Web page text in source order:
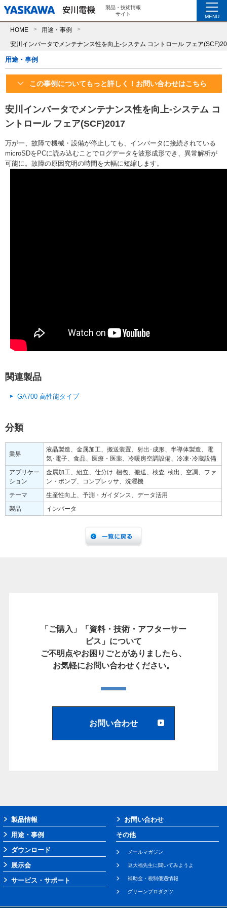
製品・技術情報
サイト
MENU
HOME 用途・事例
安川インバータでメンテナンス性を向上-システム コントロール フェア
用途・事例
この事例についてもっと詳しく！お問い合わせはこちら
安川インバータでメンテナンス性を向上-システム コ
ントロール フェア(SCF)2017
万が一、故障で機械・設備が停止しても、インバータに接続されている
microSDをPCに読み込むことでログデータを波形成形でき、異常解析が
可能に。故障の原因究明の時間を大幅に短縮します。
関連製品
GA700 高性能タイプ
分類
業界
液晶製造、金属加工、搬送装置、射出･成形、半導体製造、電
気･電子、食品、医療・医薬、冷暖房空調設備、冷凍･冷蔵設備
アプリケー
ション
金属加工、組立、仕分け･梱包、搬送、検査･検出、空調、ファ
ン・ポンプ、コンプレッサ、洗濯機
テーマ
生産性向上、予測・ガイダンス、データ活用
製品
インバータ
「ご購入」「資料・技術・アフターサー
ビス」について
ご不明点やお困りごとがありましたら、
お気軽にお問い合わせください。
お問い合わせ
製品情報
用途・事例
ダウンロード
展示会
サービス・サポート
お問い合わせ
その他
メールマガジン
豆大福先生に聞いてみようよ
補助金・税制優遇情報
グリーンプロダクツ